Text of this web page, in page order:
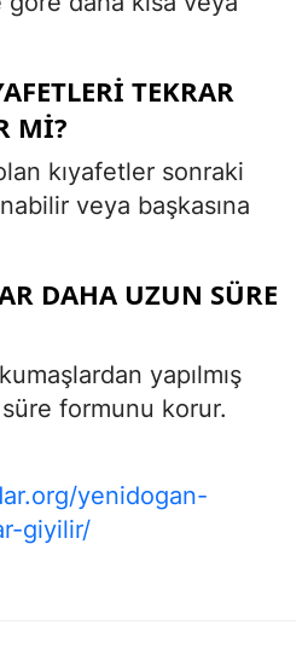
TEKRAR
MI?
kıyafetler sonraki
veya başkasına
DAHA UZUN SÜRE
yapılmış
formunu korur.
yenidogan-
giyilir/